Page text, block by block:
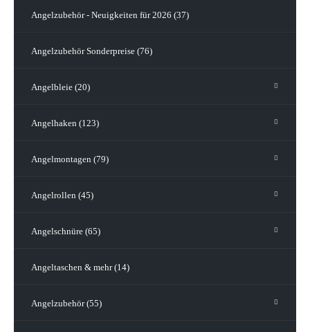
Angelzubehör - Neuigkeiten für 2026 (37)
Angelzubehör Sonderpreise (76)
Angelbleie (20)
Angelhaken (123)
Angelmontagen (79)
Angelrollen (45)
Angelschnüre (65)
Angeltaschen & mehr (14)
Angelzubehör (55)